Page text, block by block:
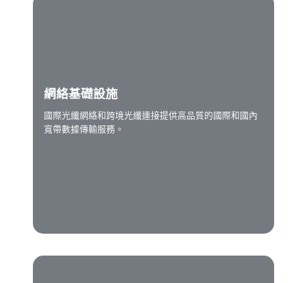
網絡基礎設施
國際光纖網絡和跨境光纖連接提供高品質的國際和國內
寬帶數據傳輸服務。